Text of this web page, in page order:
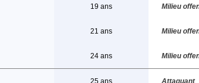
19 ans Milieu
21 ans Milieu
24 ans Milieu